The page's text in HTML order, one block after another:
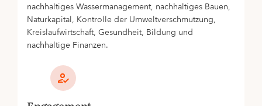
nachhaltiges Wassermanagement, nachhaltiges Bauen,
Naturkapital, Kontrolle der Umweltverschmutzung,
Kreislaufwirtschaft, Gesundheit, Bildung und
nachhaltige Finanzen.